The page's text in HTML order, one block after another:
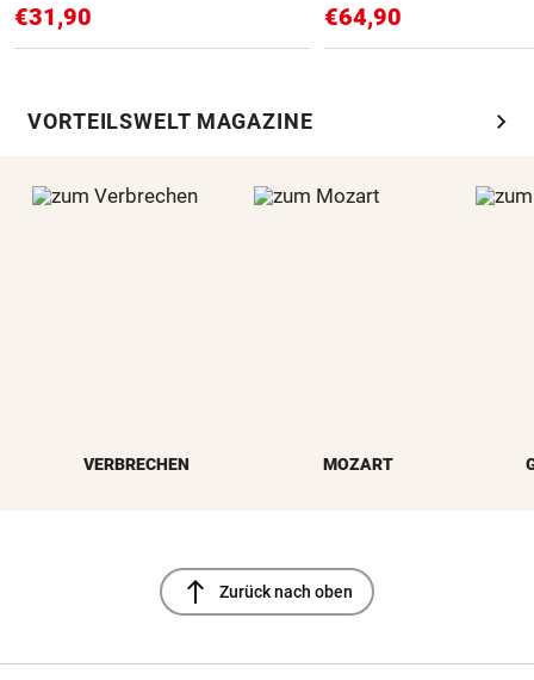
€31,90 €64,90
VORTEILSWELT MAGAZINE chevron_right
VERBRECHEN MOZART
north Zurück nach oben